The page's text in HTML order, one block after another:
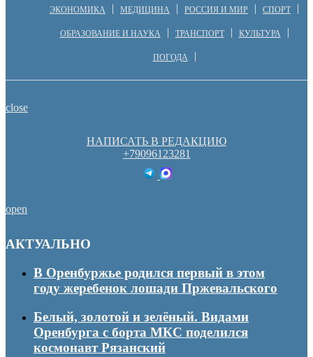
ЭКОНОМИКА МЕДИЦИНА РОССИЯ И МИР СПОРТ
ОБРАЗОВАНИЕ И НАУКА ТРАНСПОРТ КУЛЬТУРА
ПОГОДА
close
НАПИСАТЬ В РЕДАКЦИЮ
+79096123281
open
АКТУАЛЬНО
В Оренбуржье родился первый в этом
году жеребенок лошади Пржевальского
Белый, золотой и зелёный. Видами
Оренбурга с борта МКС поделился
космонавт Рязанский